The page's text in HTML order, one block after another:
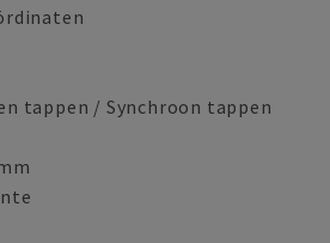
tappen / Synchroon tappen